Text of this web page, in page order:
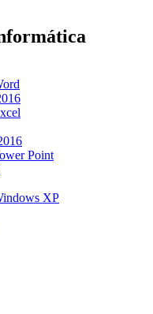
Point
XP